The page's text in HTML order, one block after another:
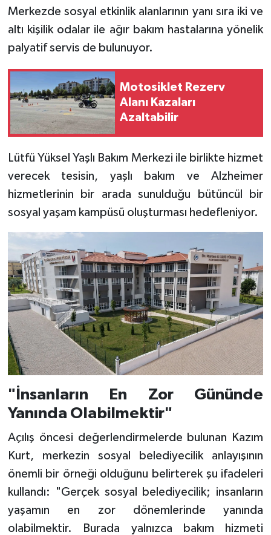
Merkezde sosyal etkinlik alanlarının yanı sıra iki ve
altı kişilik odalar ile ağır bakım hastalarına yönelik
palyatif servis de bulunuyor.
Motosiklet Rezerv
Alanı Kazaları
Azaltabilir
Lütfü Yüksel Yaşlı Bakım Merkezi ile birlikte hizmet
verecek tesisin, yaşlı bakım ve Alzheimer
hizmetlerinin bir arada sunulduğu bütüncül bir
sosyal yaşam kampüsü oluşturması hedefleniyor.
"İnsanların En Zor Gününde
Yanında Olabilmektir"
Açılış öncesi değerlendirmelerde bulunan Kazım
Kurt, merkezin sosyal belediyecilik anlayışının
önemli bir örneği olduğunu belirterek şu ifadeleri
kullandı: "Gerçek sosyal belediyecilik; insanların
yaşamın en zor dönemlerinde yanında
olabilmektir. Burada yalnızca bakım hizmeti